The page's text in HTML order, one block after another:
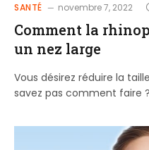
SANTÉ novembre 7, 2022
Comment la
un nez large
Vous désirez réduire la
savez pas comment faire